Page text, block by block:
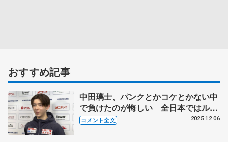
おすすめ記事
中田璃士、パンクとかコケとかない中
で負けたのが悔しい 全日本ではルー
プ、サルコー、トーループ2本の4回転
コメント全文 2025.12.06